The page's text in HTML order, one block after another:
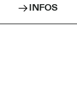
INFOS